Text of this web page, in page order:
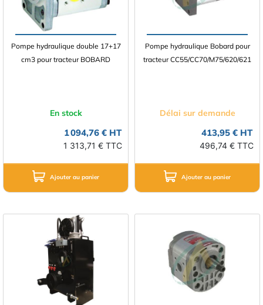
Pompe hydraulique double 17+17
cm3 pour tracteur BOBARD
En stock
1 094,76 € HT
1 313,71 € TTC
Ajouter au panier
Pompe hydraulique Bobard pour
tracteur CC55/CC70/M75/620/621
Délai sur demande
413,95 € HT
496,74 € TTC
Ajouter au panier